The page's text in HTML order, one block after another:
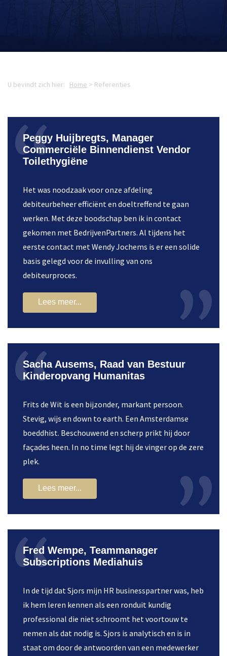
U bevindt zich hier: Home > Referenties
Peggy Huijbregts, Manager
Commerciële Binnendienst Vendor
Toilethygiëne
Het was noodzaak voor onze afdeling
debiteurbeheer efficiënt en doeltreffend te gaan
werken. Met deze boodschap ben ik in contact
gekomen met BedrijvenPartners. Al tijdens het
eerste contact met Wendy Jochems is er een solide
basis gelegd voor de invulling van ons
debiteurproces.
Lees meer...
Sacha Ausems, Raad van Bestuur
Kinderopvang Humanitas
Frits de Wit is een bijzonder, markant persoon.
Stevig, wijs en down to earth. Een Amsterdamse
boeddhist. Beschouwend en scherp prikt hij door
façades heen. In no time legt hij de vinger op de zere
plek.
Lees meer...
Fred Wempe, Teammanager
Subscriptions Mediahuis
In de tijd dat Sjors mijn HR businesspartner was, heb
ik hem leren kennen als een ronduit kundig
professional die niet schroomt het voortouw te
nemen als dat nodig is. Sjors is analytisch en is in
staat om door de antwoorden van een medewerker